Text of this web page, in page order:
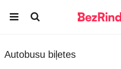
Autobusu biļetes